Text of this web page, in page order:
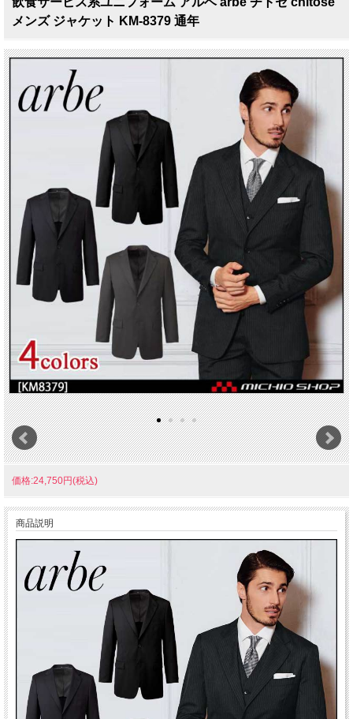
メンズ ジャケット KM-8379 通年
価格:24,750円(税込)
商品説明